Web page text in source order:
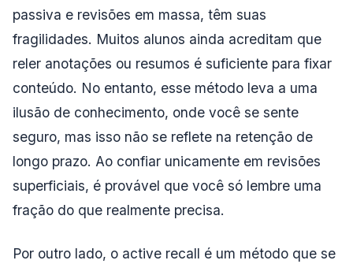
passiva e revisões em massa, têm suas
fragilidades. Muitos alunos ainda acreditam que
reler anotações ou resumos é suficiente para fixar
conteúdo. No entanto, esse método leva a uma
ilusão de conhecimento, onde você se sente
seguro, mas isso não se reflete na retenção de
longo prazo. Ao confiar unicamente em revisões
superficiais, é provável que você só lembre uma
fração do que realmente precisa.
Por outro lado, o active recall é um método que se